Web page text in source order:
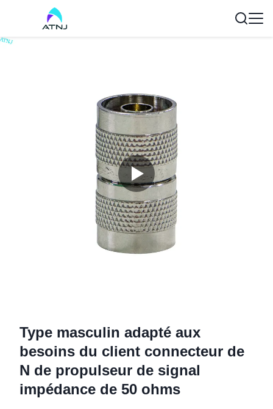
Type masculin adapté aux
besoins du client connecteur de
N de propulseur de signal
impédance de 50 ohms